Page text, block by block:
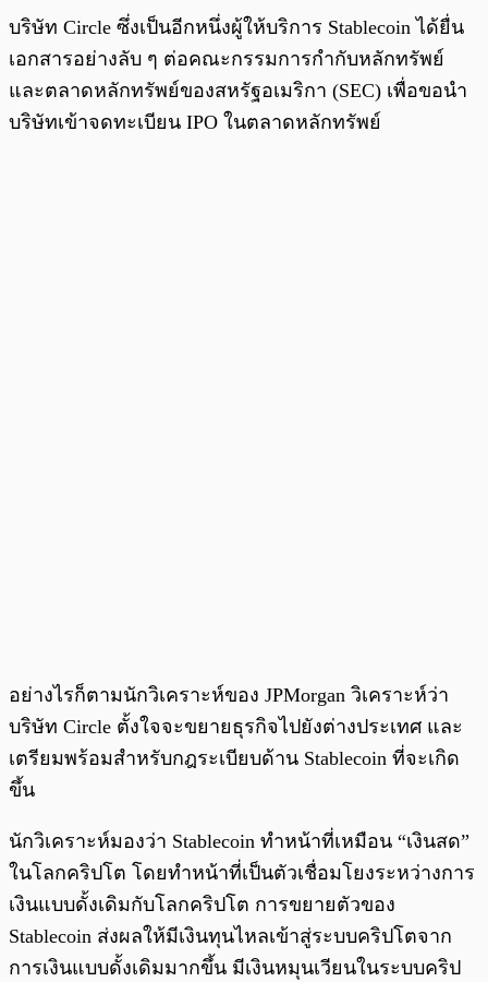
บริษัท Circle ซึ่งเป็นอีกหนึ่งผู้ให้บริการ Stablecoin ได้ยื่น
เอกสารอย่างลับ ๆ ต่อคณะกรรมการกำกับหลักทรัพย์
และตลาดหลักทรัพย์ของสหรัฐอเมริกา (SEC) เพื่อขอนำ
บริษัทเข้าจดทะเบียน IPO ในตลาดหลักทรัพย์
อย่างไรก็ตามนักวิเคราะห์ของ JPMorgan วิเคราะห์ว่า
บริษัท Circle ตั้งใจจะขยายธุรกิจไปยังต่างประเทศ และ
เตรียมพร้อมสำหรับกฎระเบียบด้าน Stablecoin ที่จะเกิด
ขึ้น
นักวิเคราะห์มองว่า Stablecoin ทำหน้าที่เหมือน “เงินสด”
ในโลกคริปโต โดยทำหน้าที่เป็นตัวเชื่อมโยงระหว่างการ
เงินแบบดั้งเดิมกับโลกคริปโต การขยายตัวของ
Stablecoin ส่งผลให้มีเงินทุนไหลเข้าสู่ระบบคริปโตจาก
การเงินแบบดั้งเดิมมากขึ้น มีเงินหมุนเวียนในระบบคริป